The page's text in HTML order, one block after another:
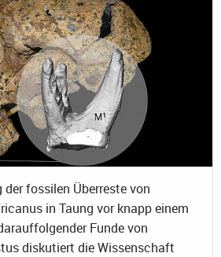
fossilen Überreste von
in Taung vor knapp einem
Funde von
diskutiert die Wissenschaft